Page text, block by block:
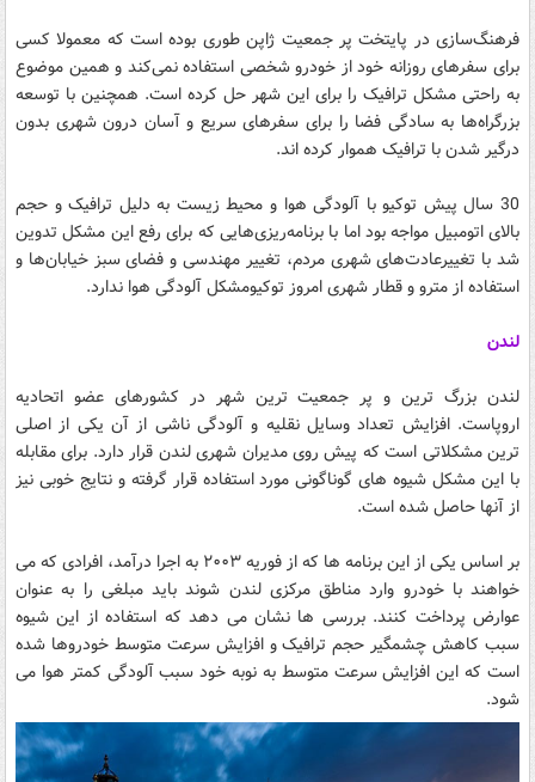
فرهنگ‌سازی در پایتخت پر جمعیت ژاپن طوری بوده است که معمولا کسی
برای سفرهای روزانه خود از خودرو شخصی استفاده نمی‌کند و همین موضوع
به راحتی مشکل ترافیک را برای این شهر حل کرده است. همچنین با توسعه
بزرگراه‌ها به سادگی فضا را برای سفرهای سریع و آسان درون شهری بدون
درگیر شدن با ترافیک هموار کرده اند.
30 سال پیش توکیو با آلودگی هوا و محیط زیست به دلیل ترافیک و حجم
بالای اتومبیل مواجه بود اما با برنامه‌ریزی‌هایی که برای رفع این مشکل تدوین
شد با تغییرعادت‌های شهری مردم، تغییر مهندسی و فضای سبز خیابان‌ها و
استفاده از مترو و قطار شهری امروز توکیومشکل آلودگی هوا ندارد.
لندن
لندن بزرگ ترین و پر جمعیت ترین شهر در کشورهای عضو اتحادیه
اروپاست. افزایش تعداد وسایل نقلیه و آلودگی ناشی از آن یکی از اصلی
ترین مشکلاتی است که پیش روی مدیران شهری لندن قرار دارد. برای مقابله
با این مشکل شیوه های گوناگونی مورد استفاده قرار گرفته و نتایج خوبی نیز
از آنها حاصل شده است.
بر اساس یکی از این برنامه ها که از فوریه ۲۰۰۳ به اجرا درآمد، افرادی که می
خواهند با خودرو وارد مناطق مرکزی لندن شوند باید مبلغی را به عنوان
عوارض پرداخت کنند. بررسی ها نشان می دهد که استفاده از این شیوه
سبب کاهش چشمگیر حجم ترافیک و افزایش سرعت متوسط خودروها شده
است که این افزایش سرعت متوسط به نوبه خود سبب آلودگی کمتر هوا می
شود.